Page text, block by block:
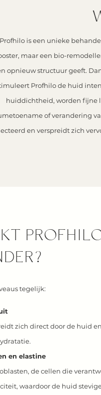
Profhilo is een unieke
maar een bio-
opnieuw structuur geeft.
Profhilo de huid
huiddichtheid, worden fijne
of verandering
en verspreidt zich
tegelijk:
zich direct door de huid
en elastine
de cellen die
waardoor de huid